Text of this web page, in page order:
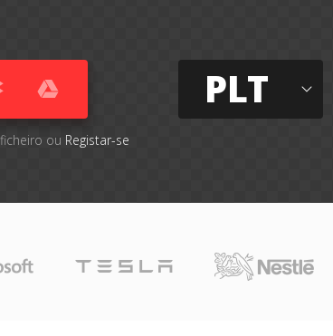
ou Registar-se
PLT